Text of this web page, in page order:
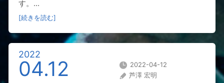
す。...
[続きを読む]
2022
04.12
2022-04-12
芦澤 宏明